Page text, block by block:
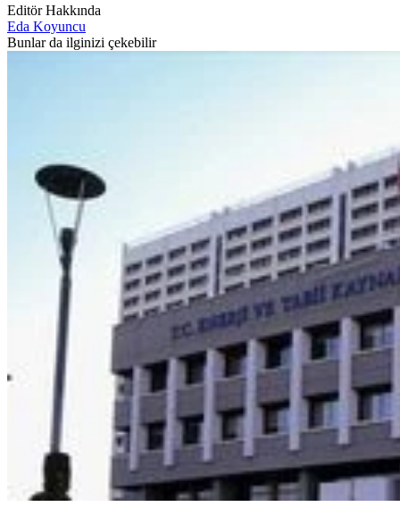
Editör Hakkında
Eda Koyuncu
Bunlar da ilginizi çekebilir